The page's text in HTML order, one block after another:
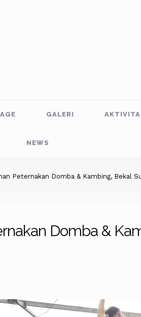
GALERI
NEWS
Peternakan Domba & Kambing, Bekal
Domba &